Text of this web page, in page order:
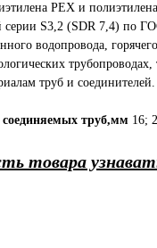
PEX и
серии S3,2 (SDR 7,4) по
водопровода,
труб и соединителей.
труб,мм 16;
товара